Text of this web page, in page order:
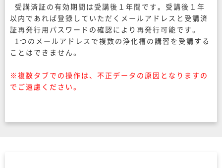
受講済証の有効期間は受講後１年間です。受講後１年
以内であれば登録していただくメールアドレスと受講済
証再発行用パスワードの確認により再発行可能です。
1つのメールアドレスで複数の浄化槽の講習を受講する
ことはできません。
※複数タブでの操作は、不正データの原因となりますの
でご遠慮ください。